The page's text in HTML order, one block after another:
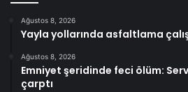
Ağustos 8, 2026
Yayla yollarında asfaltlama
Ağustos 8, 2026
Emniyet şeridinde feci ölüm:
çarptı